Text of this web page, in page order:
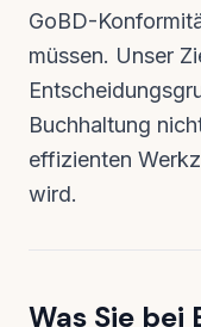
GoBD-
müssen. Unser
Buchhaltung
effizienten
wird.
Was Sie